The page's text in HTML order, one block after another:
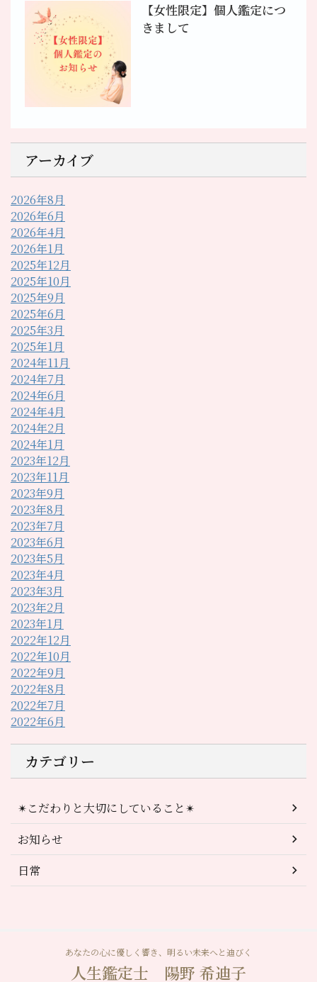
【女性限定】個人鑑定につ
きまして
アーカイブ
2026年8月
2026年6月
2026年4月
2026年1月
2025年12月
2025年10月
2025年9月
2025年6月
2025年3月
2025年1月
2024年11月
2024年7月
2024年6月
2024年4月
2024年2月
2024年1月
2023年12月
2023年11月
2023年9月
2023年8月
2023年7月
2023年6月
2023年5月
2023年4月
2023年3月
2023年2月
2023年1月
2022年12月
2022年10月
2022年9月
2022年8月
2022年7月
2022年6月
カテゴリー
✴︎こだわりと大切にしていること✴︎
お知らせ
日常
あなたの心に優しく響き、明るい未来へと迪びく
人生鑑定士 陽野 希迪子